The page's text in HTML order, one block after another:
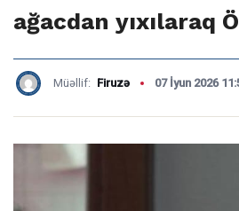
ağacdan yıxılaraq
Müəllif: Firuzə 07 İyun 2026